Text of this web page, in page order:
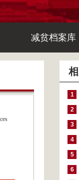
减贫档案库
1
2
3
4
5
6